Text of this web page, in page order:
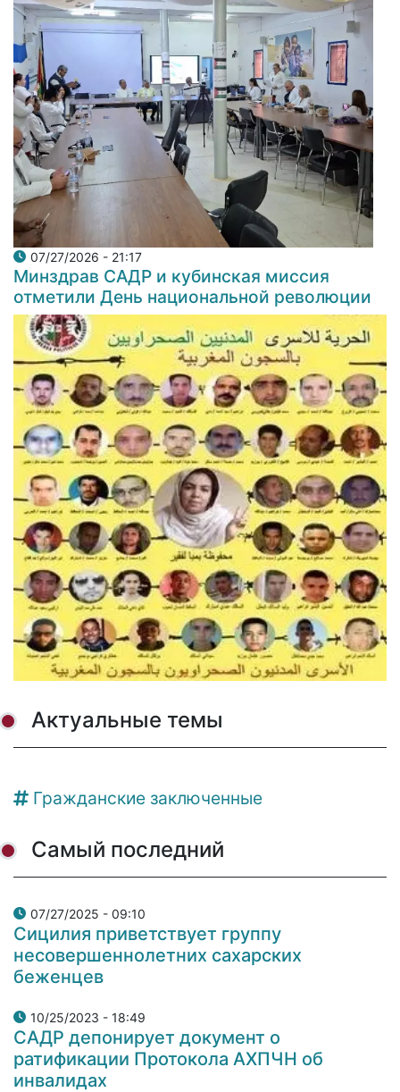
07/27/2026 - 21:17
Минздрав САДР и кубинская миссия
отметили День национальной революции
Актуальные темы
Гражданские заключенные
Самый последний
07/27/2025 - 09:10
Сицилия приветствует группу
несовершеннолетних сахарских
беженцев
10/25/2023 - 18:49
САДР депонирует документ о
ратификации Протокола АХПЧН об
инвалидах